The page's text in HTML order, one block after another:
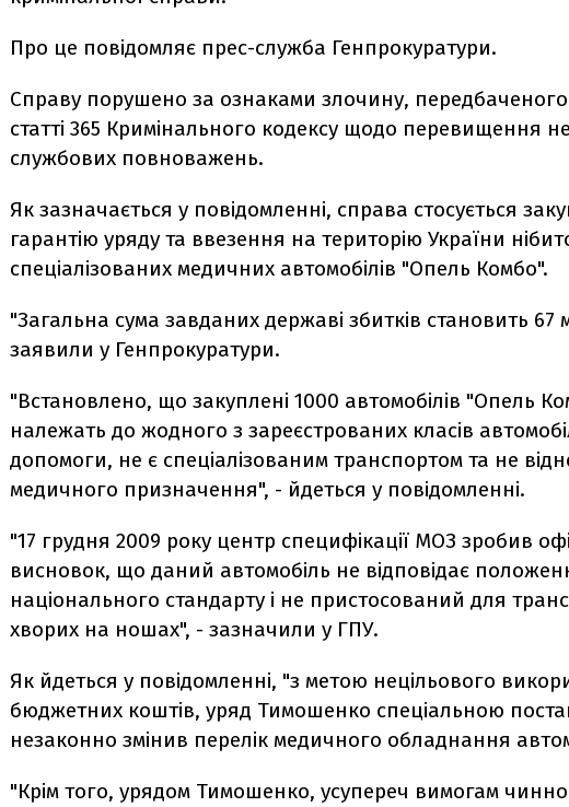
Про це повідомляє прес-служба Генпрокуратури.
Справу порушено за ознаками злочину,
статті 365 Кримінального кодексу щодо перевищення
службових повноважень.
Як зазначається у повідомленні, справа стосується
гарантію уряду та ввезення на територію України
спеціалізованих медичних автомобілів "Опель Комбо".
"Загальна сума завданих державі збитків становить 67
заявили у Генпрокуратури.
"Встановлено, що закуплені 1000 автомобілів "Опель
належать до жодного з зареєстрованих класів
допомоги, не є спеціалізованим транспортом та не
медичного призначення", - йдеться у повідомленні.
"17 грудня 2009 року центр специфікації МОЗ зробив
висновок, що даний автомобіль не відповідає
національного стандарту і не пристосований для
хворих на ношах", - зазначили у ГПУ.
Як йдеться у повідомленні, "з метою нецільового
бюджетних коштів, уряд Тимошенко спеціальною
незаконно змінив перелік медичного обладнання
"Крім того, урядом Тимошенко, усупереч вимогам